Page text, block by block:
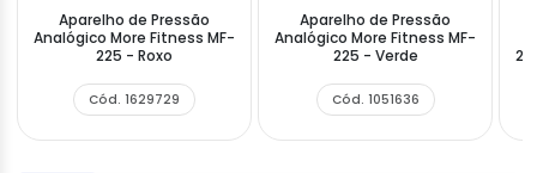
Aparelho de Pressão
Analógico More Fitness MF-
225 - Roxo
Cód. 1629729
Aparelho de Pressão
Analógico More Fitness MF-
225 - Verde
Cód. 1051636